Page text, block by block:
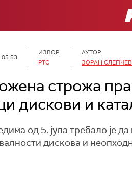
ИЗВОР:
РТС
АУТОР:
ЗОРАН
строжа
дискови и
од 5. јула требало је
дискова и